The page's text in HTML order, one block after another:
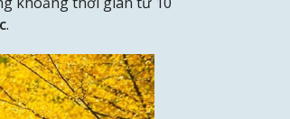
.